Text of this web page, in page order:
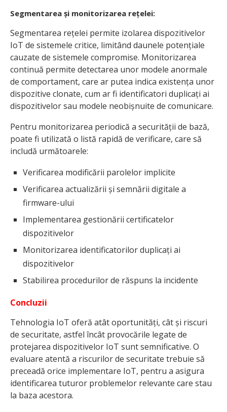
Segmentarea și monitorizarea rețelei:
Segmentarea rețelei permite izolarea dispozitivelor
IoT de sistemele critice, limitând daunele potențiale
cauzate de sistemele compromise. Monitorizarea
continuă permite detectarea unor modele anormale
de comportament, care ar putea indica existența unor
dispozitive clonate, cum ar fi identificatori duplicați ai
dispozitivelor sau modele neobișnuite de comunicare.
Pentru monitorizarea periodică a securității de bază,
poate fi utilizată o listă rapidă de verificare, care să
includă următoarele:
Verificarea modificării parolelor implicite
Verificarea actualizării și semnării digitale a
firmware-ului
Implementarea gestionării certificatelor
dispozitivelor
Monitorizarea identificatorilor duplicați ai
dispozitivelor
Stabilirea procedurilor de răspuns la incidente
Concluzii
Tehnologia IoT oferă atât oportunități, cât și riscuri
de securitate, astfel încât provocările legate de
protejarea dispozitivelor IoT sunt semnificative. O
evaluare atentă a riscurilor de securitate trebuie să
preceadă orice implementare IoT, pentru a asigura
identificarea tuturor problemelor relevante care stau
la baza acestora.